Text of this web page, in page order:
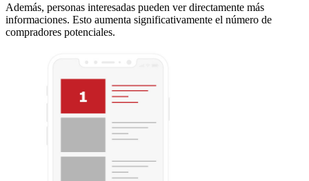
Además, personas interesadas pueden ver directamente más
informaciones. Esto aumenta significativamente el número de
compradores potenciales.